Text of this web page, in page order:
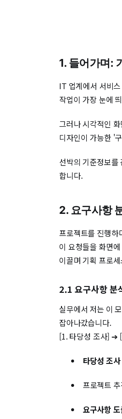
1. 들어가며:
IT 업계에서 서비
작업이 가장 눈에
그러나 시각적인
디자인이 가능한 '
선박의 기준정보를
합니다.
2. 요구사항
프로젝트를 진행하
이 요청들을 화면
이끌며 기획 프로
2.1 요구사항 분
실무에서 저는 이
잡아나갔습니다.
[1. 타당성 조사] ➔
타당성 조사
프로젝트
요구사항